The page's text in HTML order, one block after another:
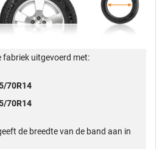
fabriek uitgevoerd met:
70R14
70R14
de breedte van de band aan in